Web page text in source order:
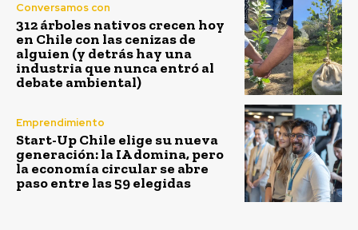
Conversamos con
312 árboles nativos crecen hoy
en Chile con las cenizas de
alguien (y detrás hay una
industria que nunca entró al
debate ambiental)
Emprendimiento
Start-Up Chile elige su nueva
generación: la IA domina, pero
la economía circular se abre
paso entre las 59 elegidas